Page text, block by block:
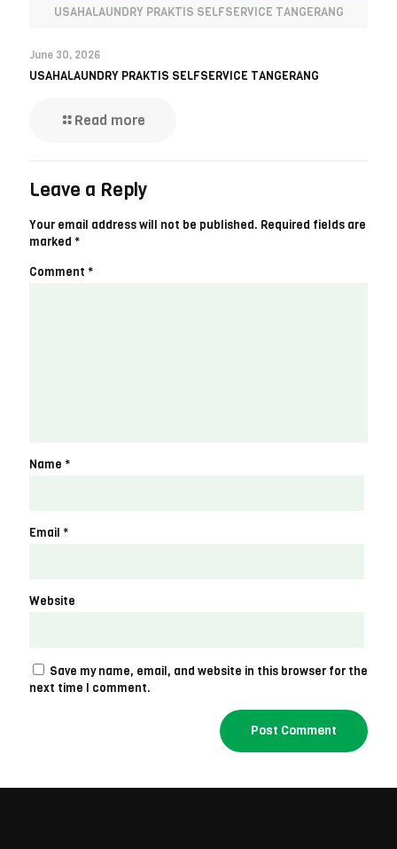
USAHALAUNDRY PRAKTIS SELFSERVICE TANGERANG
June 30, 2026
USAHALAUNDRY PRAKTIS SELFSERVICE TANGERANG
Read more
Leave a Reply
Your email address will not be published. Required fields are
marked *
Comment *
Name *
Email *
Website
Save my name, email, and website in this browser for the
next time I comment.